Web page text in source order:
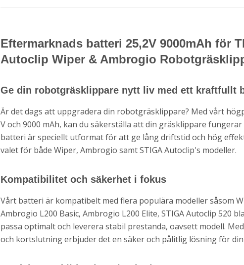
Eftermarknads batteri 25,2V 9000mAh för
Autoclip Wiper & Ambrogio
Ge din robotgräsklippare nytt liv med ett kraftfullt
Är det dags att uppgradera din robotgräsklippare? Med vårt
V och 9000 mAh, kan du säkerställa att din gräsklippare
batteri är speciellt utformat för att ge lång driftstid och hög
valet för både Wiper, Ambrogio samt STIGA Autoclip's modeller.
Kompatibilitet och säkerhet i fokus
Vårt batteri är kompatibelt med flera populära modeller såsom
Ambrogio L200 Basic, Ambrogio L200 Elite, STIGA Autoclip 520
passa optimalt och leverera stabil prestanda, oavsett modell.
och kortslutning erbjuder det en säker och pålitlig lösning för